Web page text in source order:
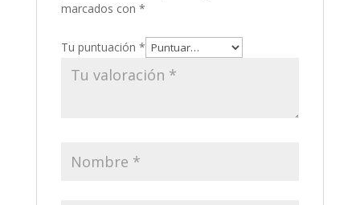
marcados con *
Tu puntuación *